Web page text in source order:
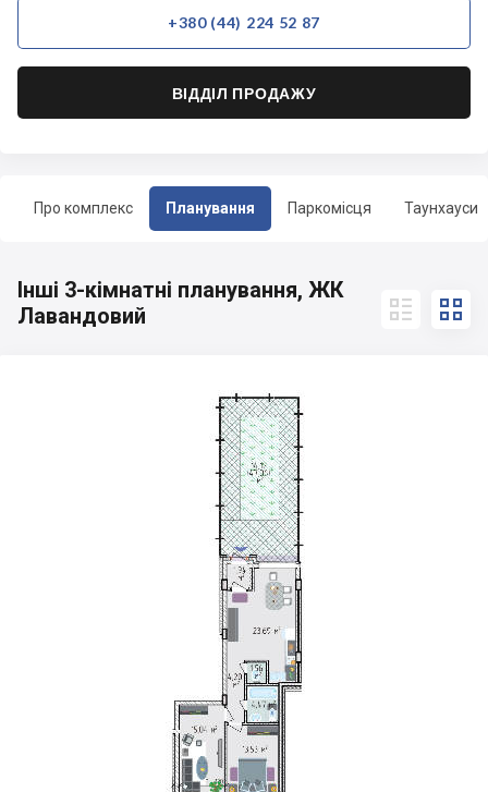
Про комплекс Планування Паркомісця Таунхауси
+380 (44) 224 52 87
ВІДДІЛ ПРОДАЖУ
Інші 3-кімнатні планування, ЖК
Лавандовий
 